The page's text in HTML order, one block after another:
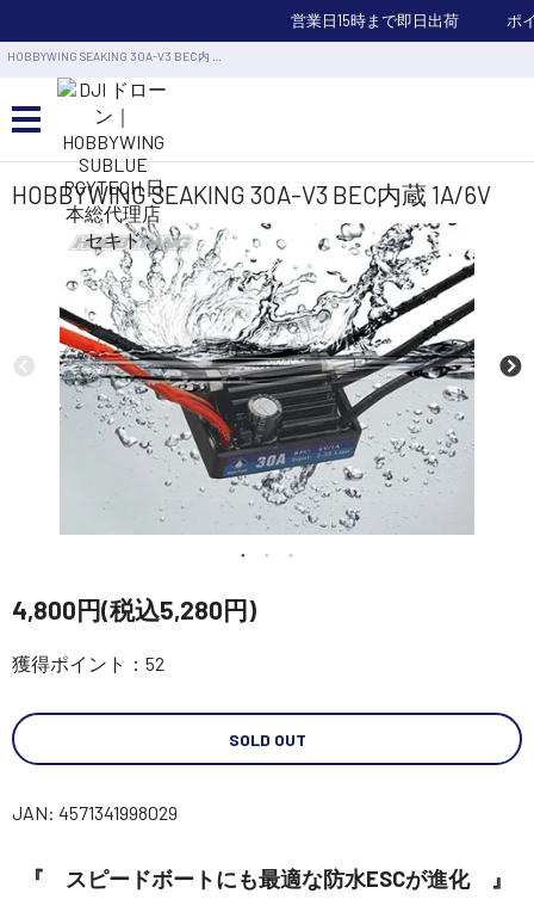
営業日15時まで即日出荷 ポ
HOBBYWING SEAKING 30A-V3 BEC内 …
カメラドローン・生活家電
カメラ・スタビライザー
業務用ドローン・業務関連製品
水中ドローン(ROV)・水中スクーター
RC・ロボット部品
講習会･国家資格･WEBセミナー
定期配信!
SEKIDO
HOBBYWING SEAKING 30A-V3 BEC内蔵 1A/6V
4,800円(税込5,280円)
獲得ポイント：52
SOLD OUT
JAN: 4571341998029
『 スピードボートにも最適な防水ESCが進化 』